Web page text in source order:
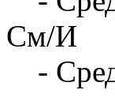
См/И
-